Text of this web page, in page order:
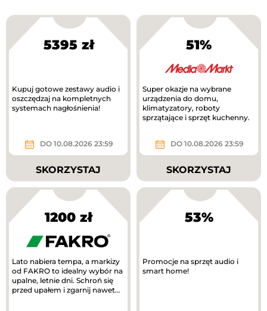
5395 zł
Kupuj gotowe zestawy audio i
oszczędzaj na kompletnych
systemach nagłośnienia!
DO 10.08.2026 23:59
SKORZYSTAJ
51%
Super okazje na wybrane
urządzenia do domu,
klimatyzatory, roboty
sprzątające i sprzęt kuchenny.
DO 10.08.2026 23:59
SKORZYSTAJ
1200 zł
Lato nabiera tempa, a markizy
od FAKRO to idealny wybór na
upalne, letnie dni. Schroń się
przed upałem i zgarnij nawet
53%
Promocje na sprzęt audio i
smart home!